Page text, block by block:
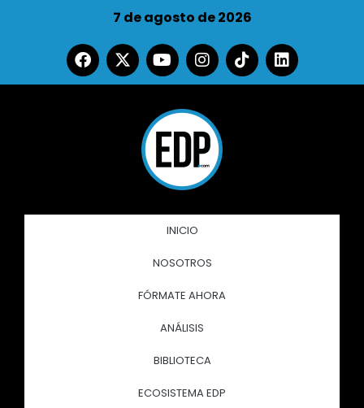
7 de agosto de 2026
INICIO
NOSOTROS
FÓRMATE AHORA
ANÁLISIS
BIBLIOTECA
ECOSISTEMA EDP